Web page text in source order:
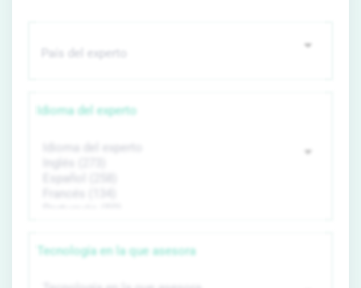
Idioma del experto
Tecnología en la que asesora